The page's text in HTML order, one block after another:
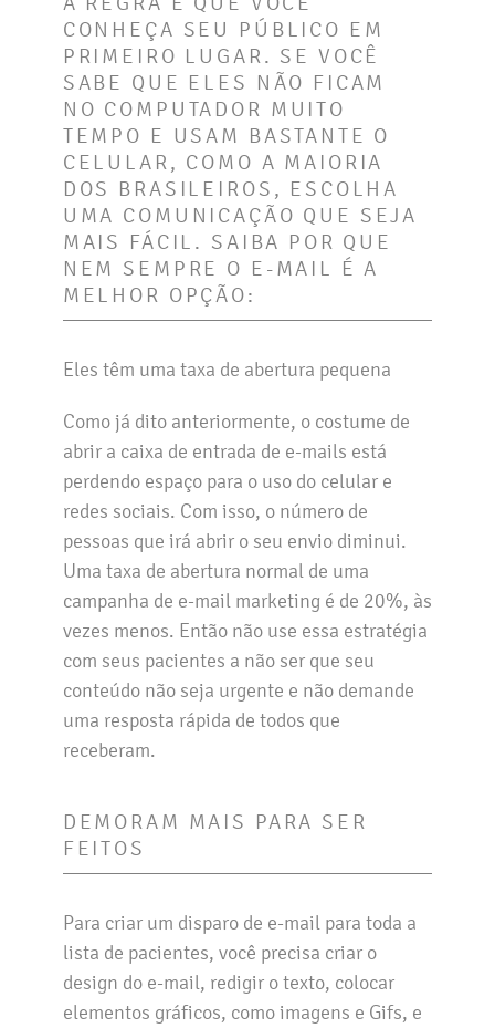
CONHEÇA SEU PÚBLICO EM
PRIMEIRO LUGAR. SE VOCÊ
SABE QUE ELES NÃO FICAM
NO COMPUTADOR MUITO
TEMPO E USAM BASTANTE O
CELULAR, COMO A MAIORIA
DOS BRASILEIROS, ESCOLHA
UMA COMUNICAÇÃO QUE SEJA
MAIS FÁCIL. SAIBA POR QUE
NEM SEMPRE O E-MAIL É A
MELHOR OPÇÃO:
Eles têm uma taxa de abertura pequena
Como já dito anteriormente, o costume de
abrir a caixa de entrada de e-mails está
perdendo espaço para o uso do celular e
redes sociais. Com isso, o número de
pessoas que irá abrir o seu envio diminui.
Uma taxa de abertura normal de uma
campanha de e-mail marketing é de 20%, às
vezes menos. Então não use essa estratégia
com seus pacientes a não ser que seu
conteúdo não seja urgente e não demande
uma resposta rápida de todos que
receberam.
DEMORAM MAIS PARA SER
FEITOS
Para criar um disparo de e-mail para toda a
lista de pacientes, você precisa criar o
design do e-mail, redigir o texto, colocar
elementos gráficos, como imagens e Gifs, e